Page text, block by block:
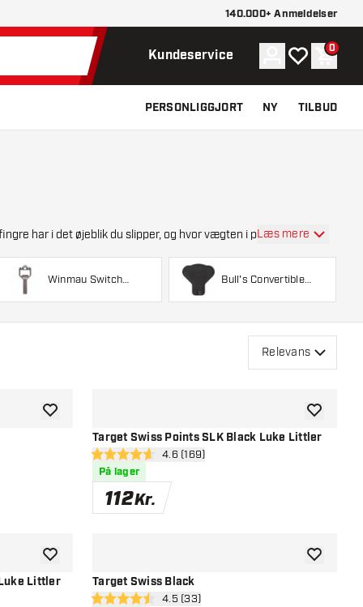
140.000+ Anmeldelser
Kundeservice Konto
Min 0
PERSONLIGGJORT NY TILBUD
har i det øjeblik du slipper, og hvor vægten i pLæs mere
Winmau Switch
Bull's Convertible
Relevans
tilføje til ønskeliste
Target Swiss Points SLK Black Luke Littler
åbn anmeldelsespanel
4.6 bedømmelsesstjerner
4.6 (169)
På lager
112Kr.
tilføje til
Littler
tilføje til ønskeliste
Target Swiss Black
åbn anmeldelsespanel
4.5 bedømmelsesstjerner
4.5 (33)
tilføje til